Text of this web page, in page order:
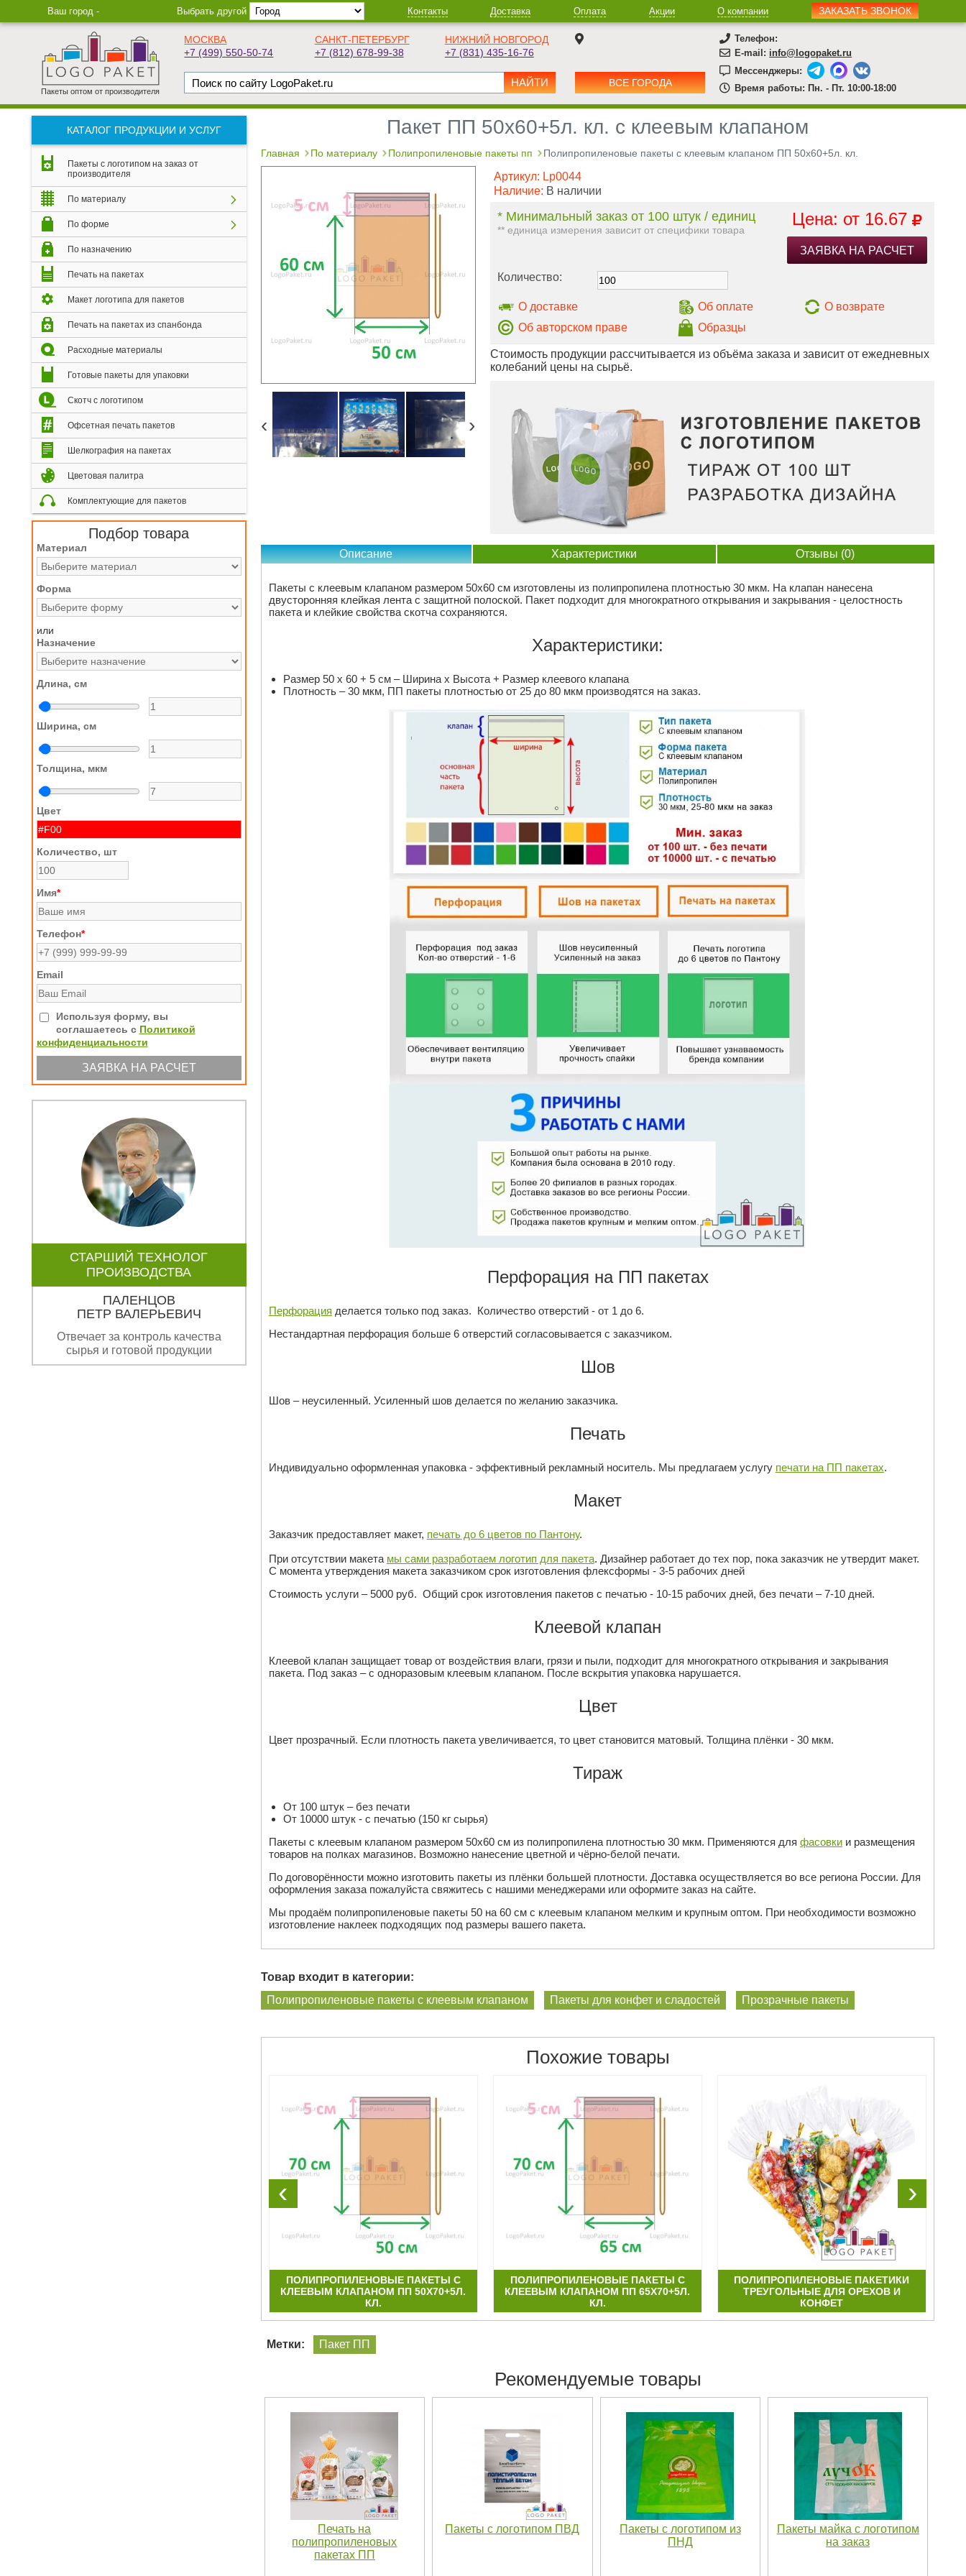
Ваш город - Выбрать другой Контакты Доставка Оплата Акции О компании ЗАКАЗАТЬ ЗВОНОК
Пакеты оптом от производителя
МОСКВА
+7 (499) 550-50-74
САНКТ-ПЕТЕРБУРГ
+7 (812) 678-99-38
НИЖНИЙ НОВГОРОД
+7 (831) 435-16-76
ВСЕ ГОРОДА
Телефон:
E-mail: info@logopaket.ru
Мессенджеры:
Время работы: Пн. - Пт. 10:00-18:00
КАТАЛОГ ПРОДУКЦИИ И УСЛУГ
Пакеты с логотипом на заказ от
производителя
По материалу
По форме
По назначению
Печать на пакетах
Макет логотипа для пакетов
Печать на пакетах из спанбонда
Расходные материалы
Готовые пакеты для упаковки
Скотч с логотипом
Офсетная печать пакетов
Шелкография на пакетах
Цветовая палитра
Комплектующие для пакетов
Подбор товара
Материал
Форма
или
Назначение
Длина, см
Ширина, см
Толщина, мкм
Цвет
Количество, шт
Имя*
Телефон*
Email
Используя форму, вы
соглашаетесь с Политикой
конфиденциальности
СТАРШИЙ ТЕХНОЛОГ
ПРОИЗВОДСТВА
ПАЛЕНЦОВ
ПЕТР ВАЛЕРЬЕВИЧ
Отвечает за контроль качества
сырья и готовой продукции
Пакет ПП 50х60+5л. кл. с клеевым клапаном
Главная По материалу Полипропиленовые пакеты пп Полипропиленовые пакеты с клеевым клапаном ПП 50х60+5л. кл.
‹ ›
Артикул: Lp0044
Наличие: В наличии
* Минимальный заказ от 100 штук / единиц
** единица измерения зависит от специфики товара
Цена: от 16.67
ЗАЯВКА НА РАСЧЕТ
Количество:
О доставке Об оплате
О возврате
Об авторском праве
Образцы
Стоимость продукции рассчитывается из объёма заказа и зависит от ежедневных
колебаний цены на сырьё.
Описание Характеристики Отзывы (0)
Пакеты с клеевым клапаном размером 50х60 см изготовлены из полипропилена плотностью 30 мкм. На клапан нанесена
двусторонняя клейкая лента с защитной полоской. Пакет подходит для многократного открывания и закрывания - целостность
пакета и клейкие свойства скотча сохраняются.
Характеристики:
Размер 50 х 60 + 5 см – Ширина х Высота + Размер клеевого клапана
Плотность – 30 мкм, ПП пакеты плотностью от 25 до 80 мкм производятся на заказ.
Перфорация на ПП пакетах
Перфорация делается только под заказ. Количество отверстий - от 1 до 6.
Нестандартная перфорация больше 6 отверстий согласовывается с заказчиком.
Шов
Шов – неусиленный. Усиленный шов делается по желанию заказчика.
Печать
Индивидуально оформленная упаковка - эффективный рекламный носитель. Мы предлагаем услугу печати на ПП пакетах.
Макет
Заказчик предоставляет макет, печать до 6 цветов по Пантону.
При отсутствии макета мы сами разработаем логотип для пакета. Дизайнер работает до тех пор, пока заказчик не утвердит макет.
С момента утверждения макета заказчиком срок изготовления флексформы - 3-5 рабочих дней
Стоимость услуги – 5000 руб. Общий срок изготовления пакетов с печатью - 10-15 рабочих дней, без печати – 7-10 дней.
Клеевой клапан
Клеевой клапан защищает товар от воздействия влаги, грязи и пыли, подходит для многократного открывания и закрывания
пакета. Под заказ – с одноразовым клеевым клапаном. После вскрытия упаковка нарушается.
Цвет
Цвет прозрачный. Если плотность пакета увеличивается, то цвет становится матовый. Толщина плёнки - 30 мкм.
Тираж
От 100 штук – без печати
От 10000 штук - с печатью (150 кг сырья)
Пакеты с клеевым клапаном размером 50x60 см из полипропилена плотностью 30 мкм. Применяются для фасовкии размещения
товаров на полках магазинов. Возможно нанесение цветной и чёрно-белой печати.
По договорённости можно изготовить пакеты из плёнки большей плотности. Доставка осуществляется во все региона России. Для
оформления заказа пожалуйста свяжитесь с нашими менеджерами или оформите заказ на сайте.
Мы продаём полипропиленовые пакеты 50 на 60 см с клеевым клапаном мелким и крупным оптом. При необходимости возможно
изготовление наклеек подходящих под размеры вашего пакета.
Товар входит в категории:
Полипропиленовые пакеты с клеевым клапаном
Пакеты для конфет и сладостей Прозрачные пакеты
Похожие товары
ПОЛИПРОПИЛЕНОВЫЕ ПАКЕТЫ С
КЛЕЕВЫМ КЛАПАНОМ ПП 50Х70+5Л.
КЛ.
ПОЛИПРОПИЛЕНОВЫЕ ПАКЕТЫ С
КЛЕЕВЫМ КЛАПАНОМ ПП 65Х70+5Л.
КЛ.
ПОЛИПРОПИЛЕНОВЫЕ ПАКЕТИКИ
ТРЕУГОЛЬНЫЕ ДЛЯ ОРЕХОВ И
КОНФЕТ
‹ ›
Метки: Пакет ПП
Рекомендуемые товары
Печать на
полипропиленовых
пакетах ПП
Пакеты с логотипом ПВД
Пакеты с логотипом из
ПНД
Пакеты майка с логотипом
на заказ